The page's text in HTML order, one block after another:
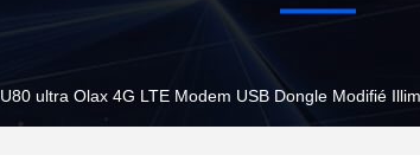
U80 ultra Olax 4G LTE Modem USB Dongle Modifié